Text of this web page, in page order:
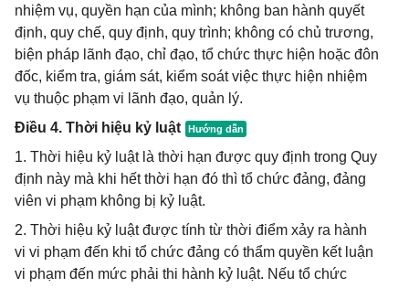
nhiệm vụ, quyền hạn của mình; không ban hành quyết
định, quy chế, quy định, quy trình; không có chủ trương,
biện pháp lãnh đạo, chỉ đạo, tổ chức thực hiện hoặc đôn
đốc, kiểm tra, giám sát, kiểm soát việc thực hiện nhiệm
vụ thuộc phạm vi lãnh đạo, quản lý.
Điều 4. Thời hiệu kỷ luật
1. Thời hiệu kỷ luật là thời hạn được quy định trong Quy
định này mà khi hết thời hạn đó thì tổ chức đảng, đảng
viên vi phạm không bị kỷ luật.
2. Thời hiệu kỷ luật được tính từ thời điểm xảy ra hành
vi vi phạm đến khi tổ chức đảng có thẩm quyền kết luận
vi phạm đến mức phải thi hành kỷ luật. Nếu tổ chức